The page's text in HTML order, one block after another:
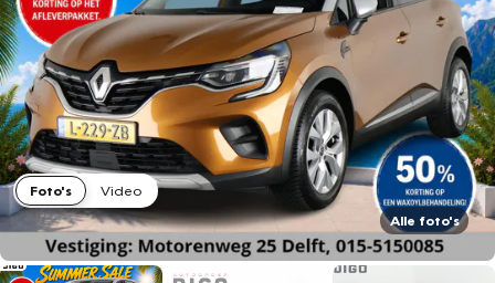
Foto's
Video
Alle foto's